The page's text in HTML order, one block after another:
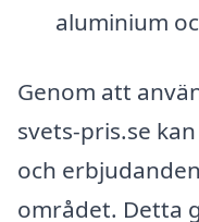
aluminium
Genom att
svets-pris.se
och
området. Detta